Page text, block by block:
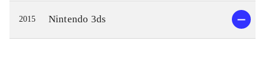
2015 Nintendo 3ds